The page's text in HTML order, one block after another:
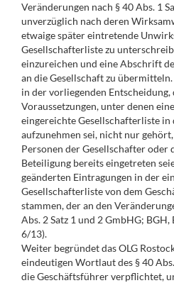
Veränderungen nach § 40 Abs. 1
unverzüglich nach deren
etwaige später eintretende
Gesellschafterliste zu
einzureichen und eine Abschrift
an die Gesellschaft zu
in der vorliegenden Entscheidung,
Voraussetzungen, unter denen
eingereichte Gesellschafterliste in
aufzunehmen sei, nicht nur
Personen der Gesellschafter oder
Beteiligung bereits eingetreten
geänderten Eintragungen in der
Gesellschafterliste von dem
stammen, der an den
Abs. 2 Satz 1 und 2 GmbHG;
6/13).
Weiter begründet das OLG
eindeutigen Wortlaut des § 40
die Geschäftsführer verpflichtet,